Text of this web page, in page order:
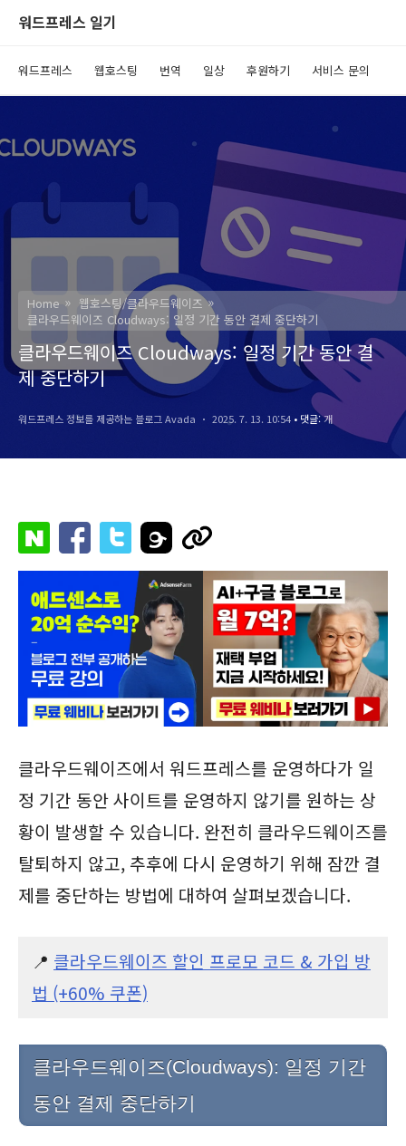
워드프레스 일기
워드프레스 웹호스팅 번역 일상 후원하기 서비스 문의
Home
웹호스팅/클라우드웨이즈
클라우드웨이즈 Cloudways: 일정 기간 동안 결제 중단하기
클라우드웨이즈 Cloudways: 일정 기간 동안 결
제 중단하기
워드프레스 정보를 제공하는 블로그 Avada 2025. 7. 13. 10:54 • 댓글:개
클라우드웨이즈에서 워드프레스를 운영하다가 일
정 기간 동안 사이트를 운영하지 않기를 원하는 상
황이 발생할 수 있습니다. 완전히 클라우드웨이즈를
탈퇴하지 않고, 추후에 다시 운영하기 위해 잠깐 결
제를 중단하는 방법에 대하여 살펴보겠습니다.
📍 클라우드웨이즈 할인 프로모 코드 & 가입 방
법 (+60% 쿠폰)
클라우드웨이즈(Cloudways): 일정 기간
동안 결제 중단하기